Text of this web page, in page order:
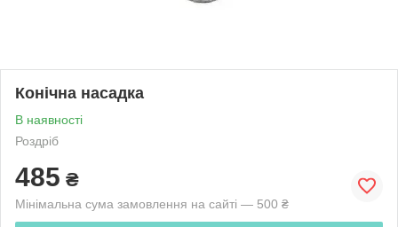
Конічна насадка
В наявності
Роздріб
485 ₴
Мінімальна сума замовлення на сайті — 500 ₴